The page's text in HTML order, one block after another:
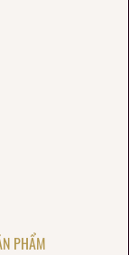
PHẨM